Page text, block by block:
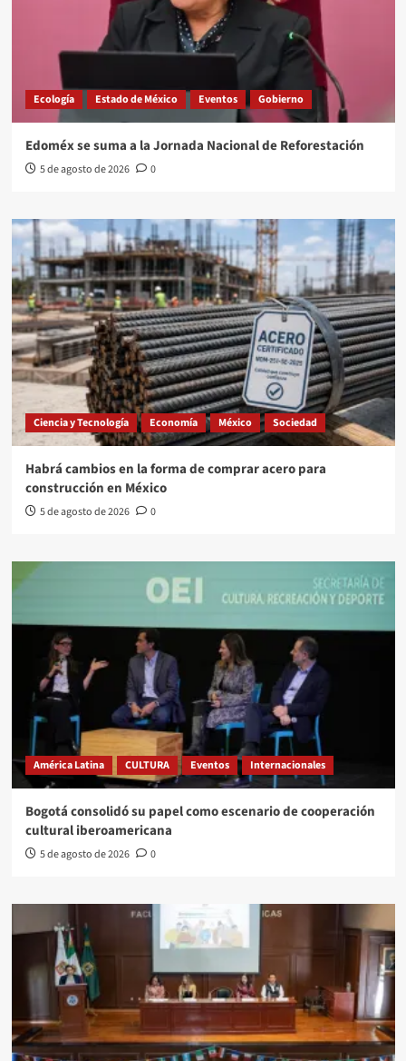
Ecología Estado de México Eventos Gobierno
Edoméx se suma a la Jornada Nacional de Reforestación
5 de agosto de 2026 0
Ciencia y Tecnología Economía México Sociedad
Habrá cambios en la forma de comprar acero para
construcción en México
5 de agosto de 2026 0
América Latina CULTURA Eventos Internacionales
Bogotá consolidó su papel como escenario de cooperación
cultural iberoamericana
5 de agosto de 2026 0